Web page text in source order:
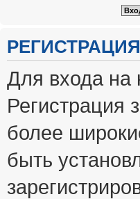
РЕГИСТРАЦИЯ
Для входа на
Регистрация
более
быть